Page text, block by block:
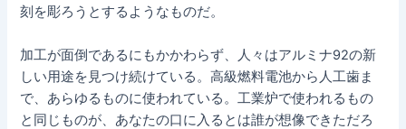
刻を彫ろうとするようなものだ。
加工が面倒であるにもかかわらず、人々はアルミナ92の新
しい用途を見つけ続けている。高級燃料電池から人工歯ま
で、あらゆるものに使われている。工業炉で使われるもの
と同じものが、あなたの口に入るとは誰が想像できただろ